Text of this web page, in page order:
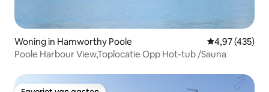
Woning in Hamworthy Poole Gemiddelde
4,97 (435)
Poole Harbour View,Toplocatie Opp Hot-tub /Sauna